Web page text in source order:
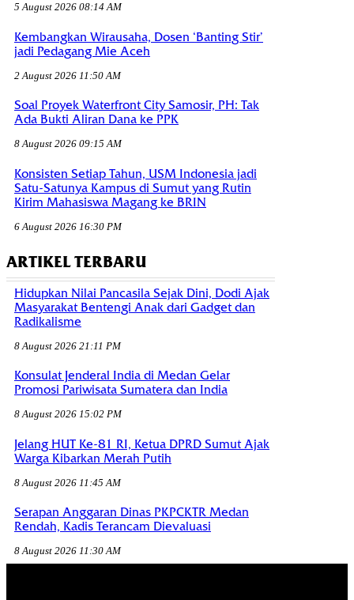
5 August 2026 08:14 AM
Kembangkan Wirausaha, Dosen ‘Banting Stir’
jadi Pedagang Mie Aceh
2 August 2026 11:50 AM
Soal Proyek Waterfront City Samosir, PH: Tak
Ada Bukti Aliran Dana ke PPK
8 August 2026 09:15 AM
Konsisten Setiap Tahun, USM Indonesia jadi
Satu-Satunya Kampus di Sumut yang Rutin
Kirim Mahasiswa Magang ke BRIN
6 August 2026 16:30 PM
ARTIKEL TERBARU
Hidupkan Nilai Pancasila Sejak Dini, Dodi Ajak
Masyarakat Bentengi Anak dari Gadget dan
Radikalisme
8 August 2026 21:11 PM
Konsulat Jenderal India di Medan Gelar
Promosi Pariwisata Sumatera dan India
8 August 2026 15:02 PM
Jelang HUT Ke-81 RI, Ketua DPRD Sumut Ajak
Warga Kibarkan Merah Putih
8 August 2026 11:45 AM
Serapan Anggaran Dinas PKPCKTR Medan
Rendah, Kadis Terancam Dievaluasi
8 August 2026 11:30 AM